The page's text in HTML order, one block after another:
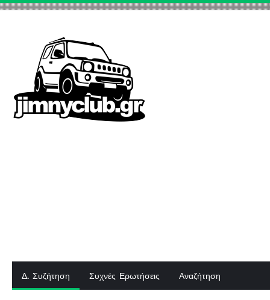
Δ. Συζήτηση Συχνές Ερωτήσεις Αναζήτηση